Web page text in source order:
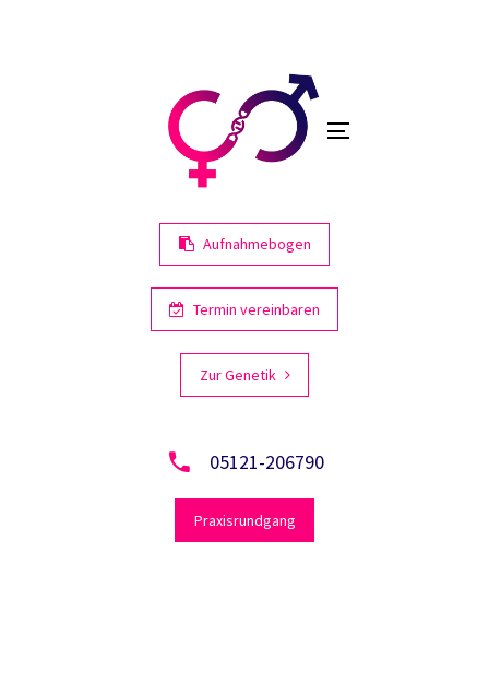
überspringen
Toggle
Aufnahmebogen
Termin vereinbaren
Zur Genetik
05121-206790
Praxisrundgang